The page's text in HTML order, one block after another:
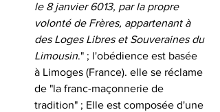
le 8 janvier 6013, par la propre
volonté de Frères, appartenant à
des Loges Libres et Souveraines du
Limousin." ; l'obédience est basée
à Limoges (France). elle se réclame
de "la franc-maçonnerie de
tradition" ; Elle est composée d'une